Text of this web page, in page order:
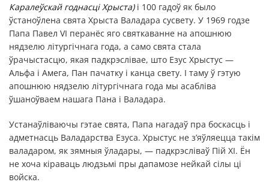
Каралеўскай годнасці Хрыста) і 100 гадоў як было
ўстаноўлена свята Хрыста Валадара сусвету. У 1969 годзе
Папа Павел VI перанёс яго святкаванне на апошнюю
нядзелю літургічнага года, а само свята стала
ўрачыстасцю, якая падкрэслівае, што Езус Хрыстус —
Альфа і Амега, Пан пачатку і канца свету. І таму ў гэтую
апошнюю нядзелю літургічнага года мы асабліва
ўшаноўваем нашага Пана і Валадара.
Устанаўліваючы гэтае свята, Папа нагадаў пра боскасць і
адметнасць Валадарства Езуса. Хрыстус не з’яўляецца такім
валадаром, як зямныя ўладары, — падкрэсліваў Пій ХІ. Ён
не хоча кіраваць людзьмі пры дапамозе нейкай сілы ці
войска.